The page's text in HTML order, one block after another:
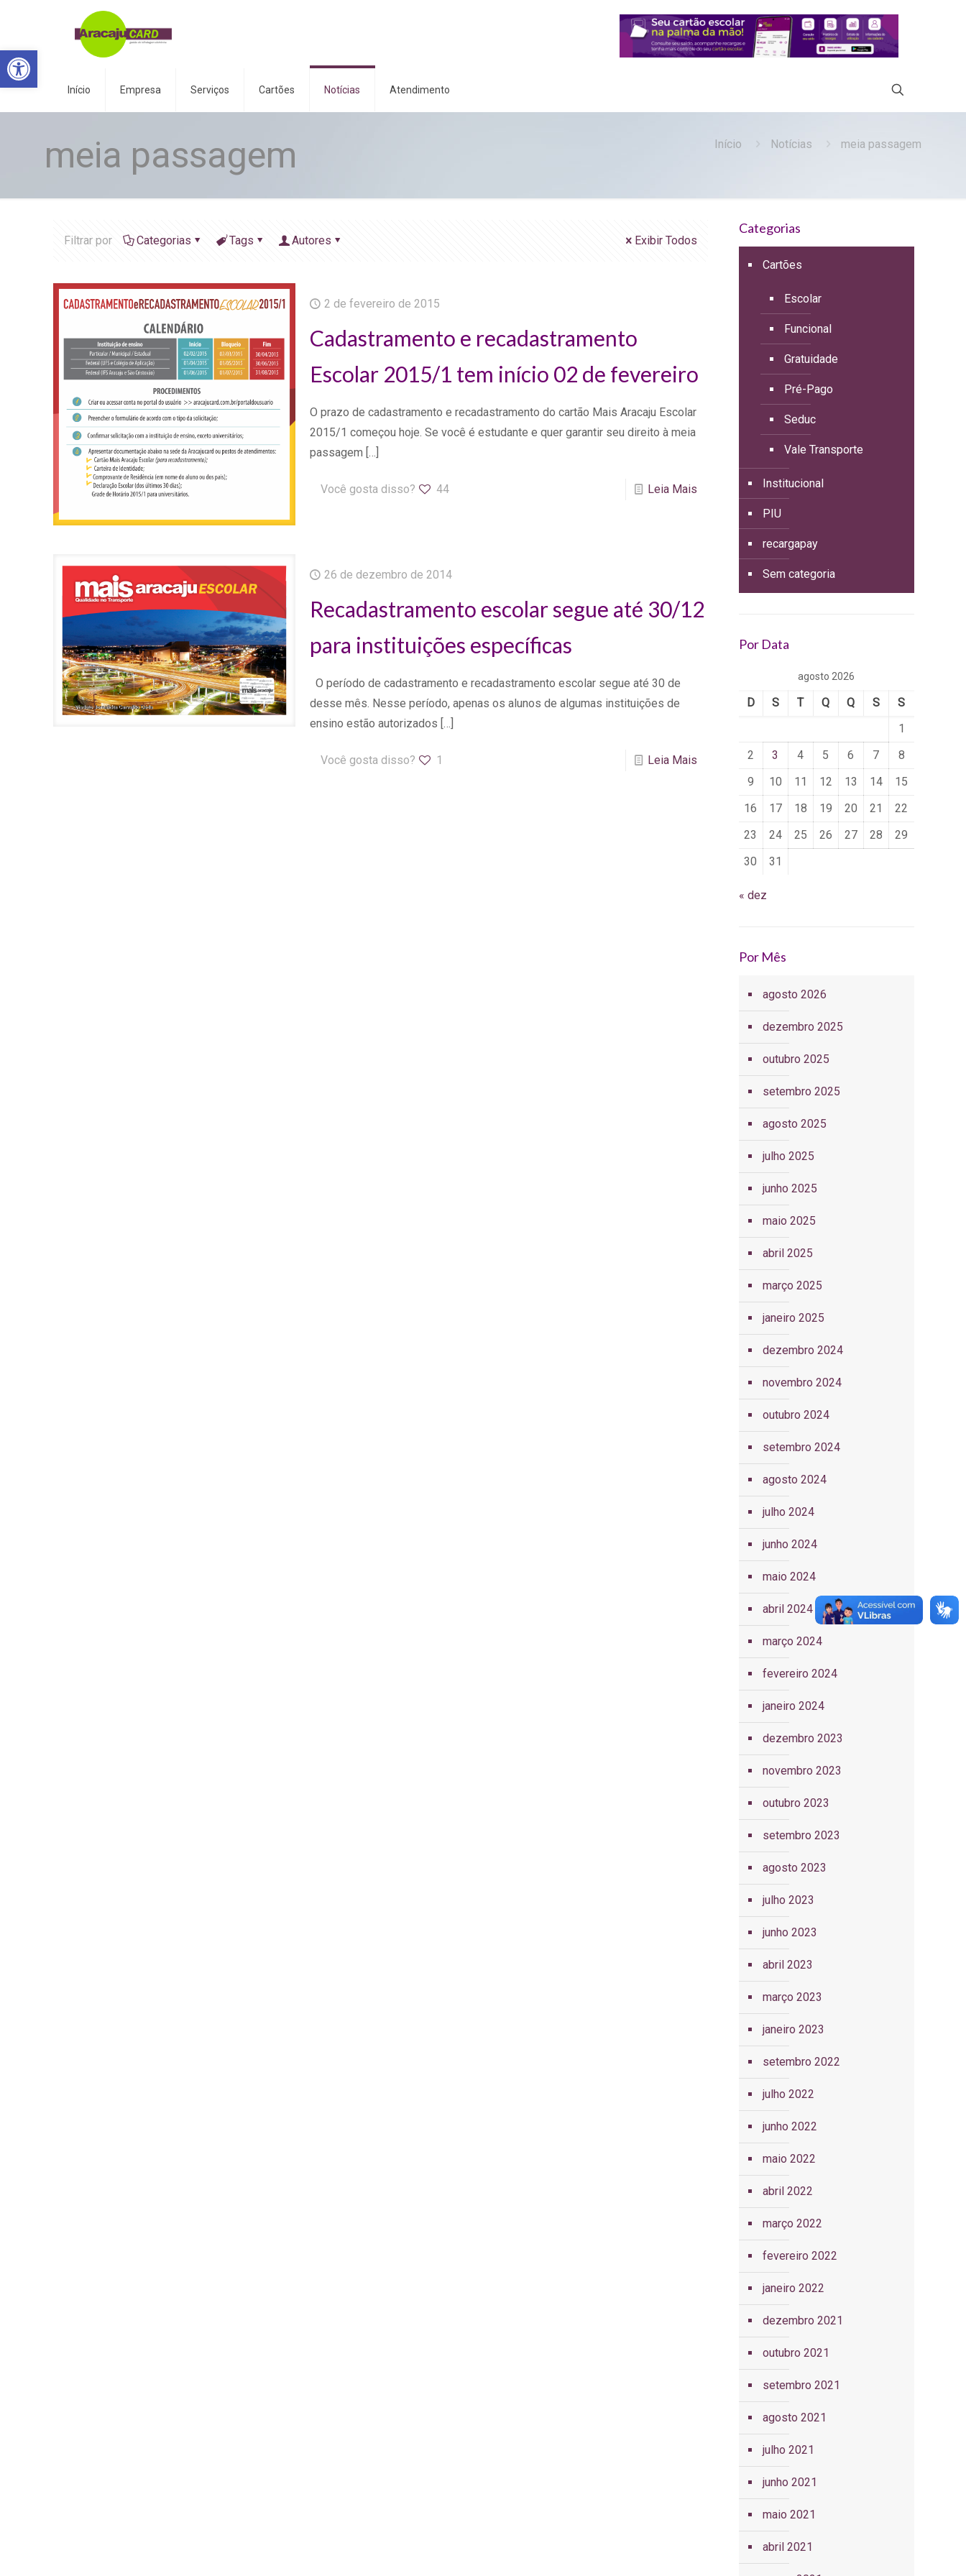
Abrir a barra de ferramentas
Início Empresa Serviços Cartões Notícias Atendimento
meia passagem Início Notícias meia passagem
Filtrar por Categorias Tags Autores Exibir Todos
2 de fevereiro de 2015
Cadastramento e recadastramento
Escolar 2015/1 tem início 02 de fevereiro
O prazo de cadastramento e recadastramento do cartão Mais Aracaju Escolar
2015/1 começou hoje. Se você é estudante e quer garantir seu direito à meia
passagem […]
Você gosta disso? 44 Leia Mais
26 de dezembro de 2014
Recadastramento escolar segue até 30/12
para instituições específicas
O período de cadastramento e recadastramento escolar segue até 30 de
desse mês. Nesse período, apenas os alunos de algumas instituições de
ensino estão autorizados […]
Você gosta disso? 1 Leia Mais
Categorias
Cartões
Escolar
Funcional
Gratuidade
Pré-Pago
Seduc
Vale Transporte
Institucional
PIU
recargapay
Sem categoria
Por Data
agosto 2026
D S T Q Q S
S
1
2
3 4 5 6 7
8
9
10 11 12 13 14
15
16
17 18 19 20 21
22
23
24 25 26 27 28
29
30
31
« dez
Por Mês
agosto 2026
dezembro 2025
outubro 2025
setembro 2025
agosto 2025
julho 2025
junho 2025
maio 2025
abril 2025
março 2025
janeiro 2025
dezembro 2024
novembro 2024
outubro 2024
setembro 2024
agosto 2024
julho 2024
junho 2024
maio 2024
abril 2024
março 2024
fevereiro 2024
janeiro 2024
dezembro 2023
novembro 2023
outubro 2023
setembro 2023
agosto 2023
julho 2023
junho 2023
abril 2023
março 2023
janeiro 2023
setembro 2022
julho 2022
junho 2022
maio 2022
abril 2022
março 2022
fevereiro 2022
janeiro 2022
dezembro 2021
outubro 2021
setembro 2021
agosto 2021
julho 2021
junho 2021
maio 2021
abril 2021